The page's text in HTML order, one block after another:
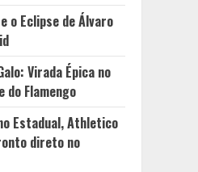
o Eclipse de Álvaro
Virada Épica no
do Flamengo
Estadual, Athletico
direto no